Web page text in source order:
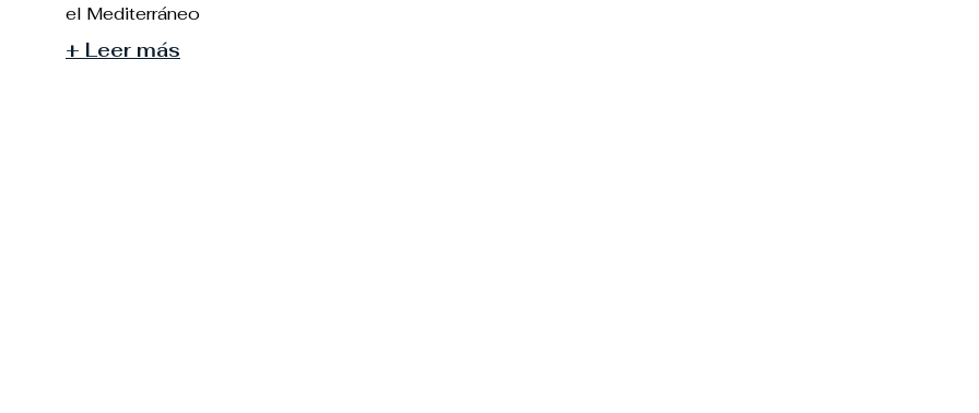
el Mediterráneo
+ Leer más